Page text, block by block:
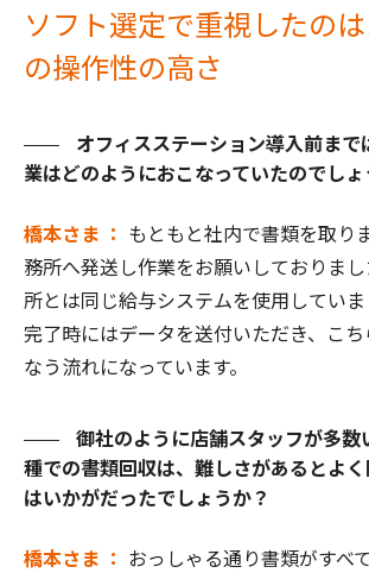
ソフト選定で重視したの
の操作性の高さ
オフィスステーション導入前まで
業はどのようにおこなっていたのでしょ
橋本さま ： もともと社内で書類を取り
務所へ発送し作業をお願いしておりま
所とは同じ給与システムを使用してい
完了時にはデータを送付いただき、こ
なう流れになっています。
御社のように店舗スタッフが多数
種での書類回収は、難しさがあるとよ
はいかがだったでしょうか？
橋本さま ： おっしゃる通り書類がすべ